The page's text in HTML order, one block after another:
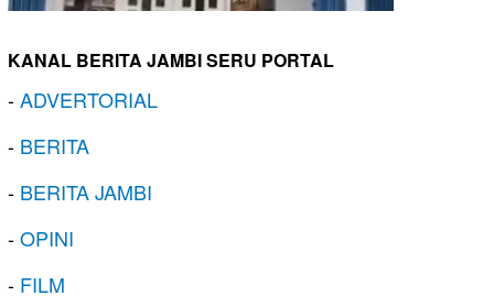
KANAL BERITA JAMBI SERU PORTAL
-ADVERTORIAL
- BERITA
- BERITA JAMBI
-OPINI
- FILM